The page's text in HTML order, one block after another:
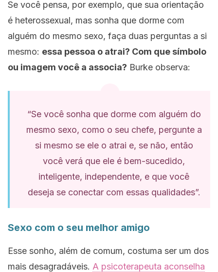
Se você pensa, por exemplo, que sua orientação
é heterossexual, mas sonha que dorme com
alguém do mesmo sexo, faça duas perguntas a si
mesmo: essa pessoa o atrai? Com ​​que símbolo
ou imagem você a associa? Burke observa:
“Se você sonha que dorme com alguém do
mesmo sexo, como o seu chefe, pergunte a
si mesmo se ele o atrai e, se não, então
você verá que ele é bem-sucedido,
inteligente, independente, e que você
deseja se conectar com essas qualidades”.
Sexo com o seu melhor amigo
Esse sonho, além de comum, costuma ser um dos
mais desagradáveis. A psicoterapeuta aconselha